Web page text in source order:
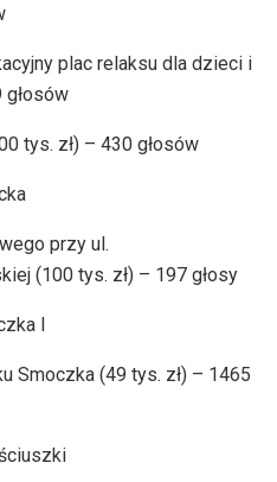
plac relaksu dla dzieci i
głosów
tys. zł) – 430 głosów
przy ul.
(100 tys. zł) – 197 głosy
I
Smoczka (49 tys. zł) – 1465